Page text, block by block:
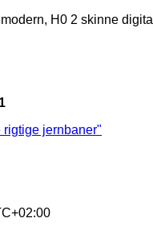
H0 2 skinne digital
1
jernbaner"